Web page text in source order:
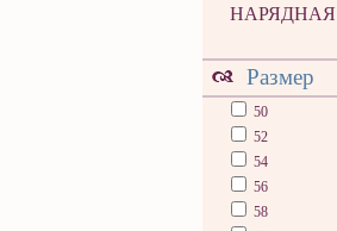
Размер
50
52
54
56
58